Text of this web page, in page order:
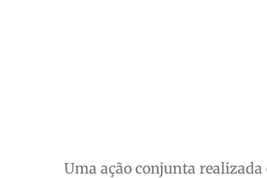
Uma ação conjunta realizada